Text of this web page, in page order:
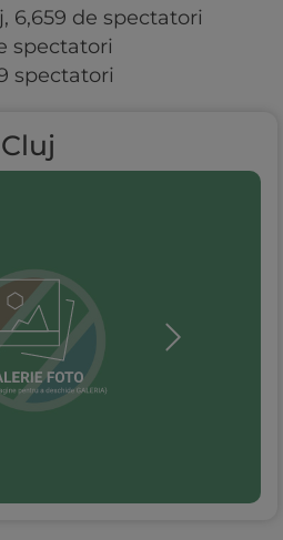
6,659 de spectatori
spectatori
spectatori